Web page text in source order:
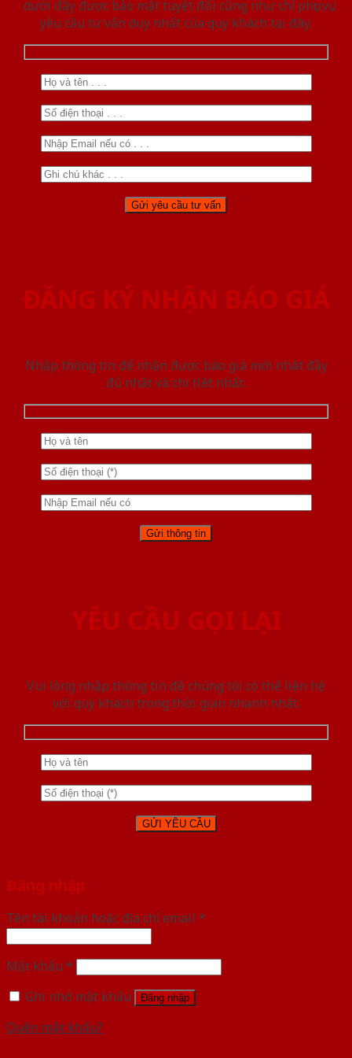
dưới đây được bảo mật tuyệt đối cũng như chỉ phục vụ
yêu cầu tư vấn duy nhất của quý khách tại đây.
ĐĂNG KÝ NHẬN BÁO GIÁ
Nhập thông tin để nhận được báo giá mới nhât đầy
đủ nhất và chi tiết nhất.
YÊU CẦU GỌI LẠI
Vui lòng nhập thông tin để chúng tôi có thể liên hệ
với quý khách trong thời gian nhanh nhất.
Đăng nhập
Tên tài khoản hoặc địa chỉ email *
Mật khẩu *
Ghi nhớ mật khẩu
Đăng nhập
Quên mật khẩu?